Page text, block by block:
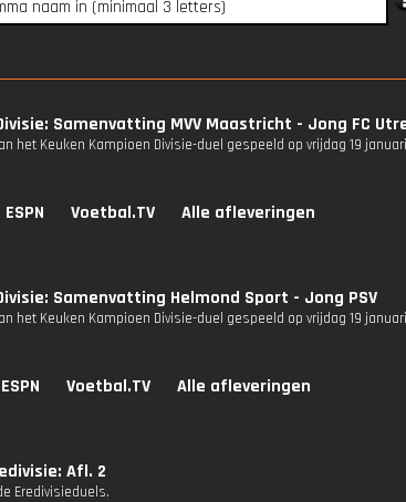
Samenvatting MVV Maastricht - Jong FC
het Keuken Kampioen Divisie-duel gespeeld op vrijdag 19
ESPN Voetbal.TV Alle afleveringen
Samenvatting Helmond Sport - Jong PSV
het Keuken Kampioen Divisie-duel gespeeld op vrijdag 19
ESPN Voetbal.TV Alle afleveringen
Afl. 2
Eredivisieduels.